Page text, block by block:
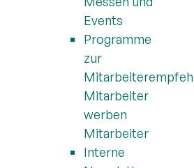
Events
Programme
zur
Mitarbeiter
werben
Mitarbeiter
Interne